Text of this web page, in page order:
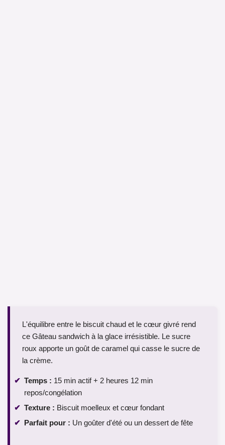
L'équilibre entre le biscuit chaud et le cœur givré rend
ce Gâteau sandwich à la glace irrésistible. Le sucre
roux apporte un goût de caramel qui casse le sucre de
la crème.
Temps : 15 min actif + 2 heures 12 min
repos/congélation
Texture : Biscuit moelleux et cœur fondant
Parfait pour : Un goûter d'été ou un dessert de fête